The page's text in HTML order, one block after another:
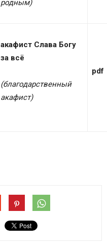
родным)
акафист Слава Богу
за всё
(благодарственный
акафист)
pdf